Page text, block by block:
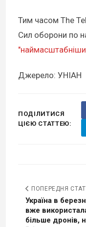
Тим часом The
Сил оборони по
Джерело: УНІАН
ПОДІЛИТИСЯ
ЦІЄЮ СТАТТЕЮ:
ПОПЕРЕДНЯ
Україна в
вже
більше дронів,